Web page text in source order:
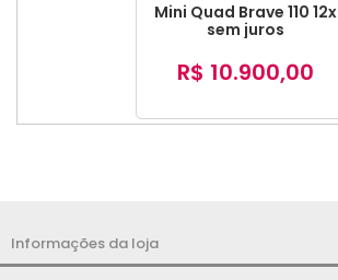
Mini Quad Brave 110 12x
sem juros
R$ 10.900,00
Informações da loja